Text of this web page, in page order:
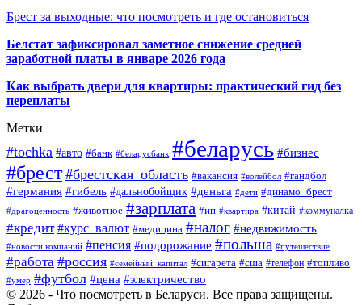
Брест за выходные: что посмотреть и где остановиться
Белстат зафиксировал заметное снижение средней
заработной платы в январе 2026 года
Как выбрать двери для квартиры: практический гид без
переплаты
Метки
#tochka #авто #банк #беларусбанк #беларусь #бизнес
#брест #брестская_область #вакансия #волейбол #гандбол
#германия #гибель #дальнобойщик #деньга #дети #динамо_брест
#драгоценность #животное #зарплата #ип #квартира #китай #коммуналка
#кредит #курс_валют #медицина #налог #недвижимость
#новости компаний #пенсия #подорожание #польша #путешествие
#работа #россия #семейный_капитал #сигарета #сша #телефон #топливо
#умер #футбол #цена #электричество
© 2026 - Что посмотреть в Беларуси. Все права защищены.